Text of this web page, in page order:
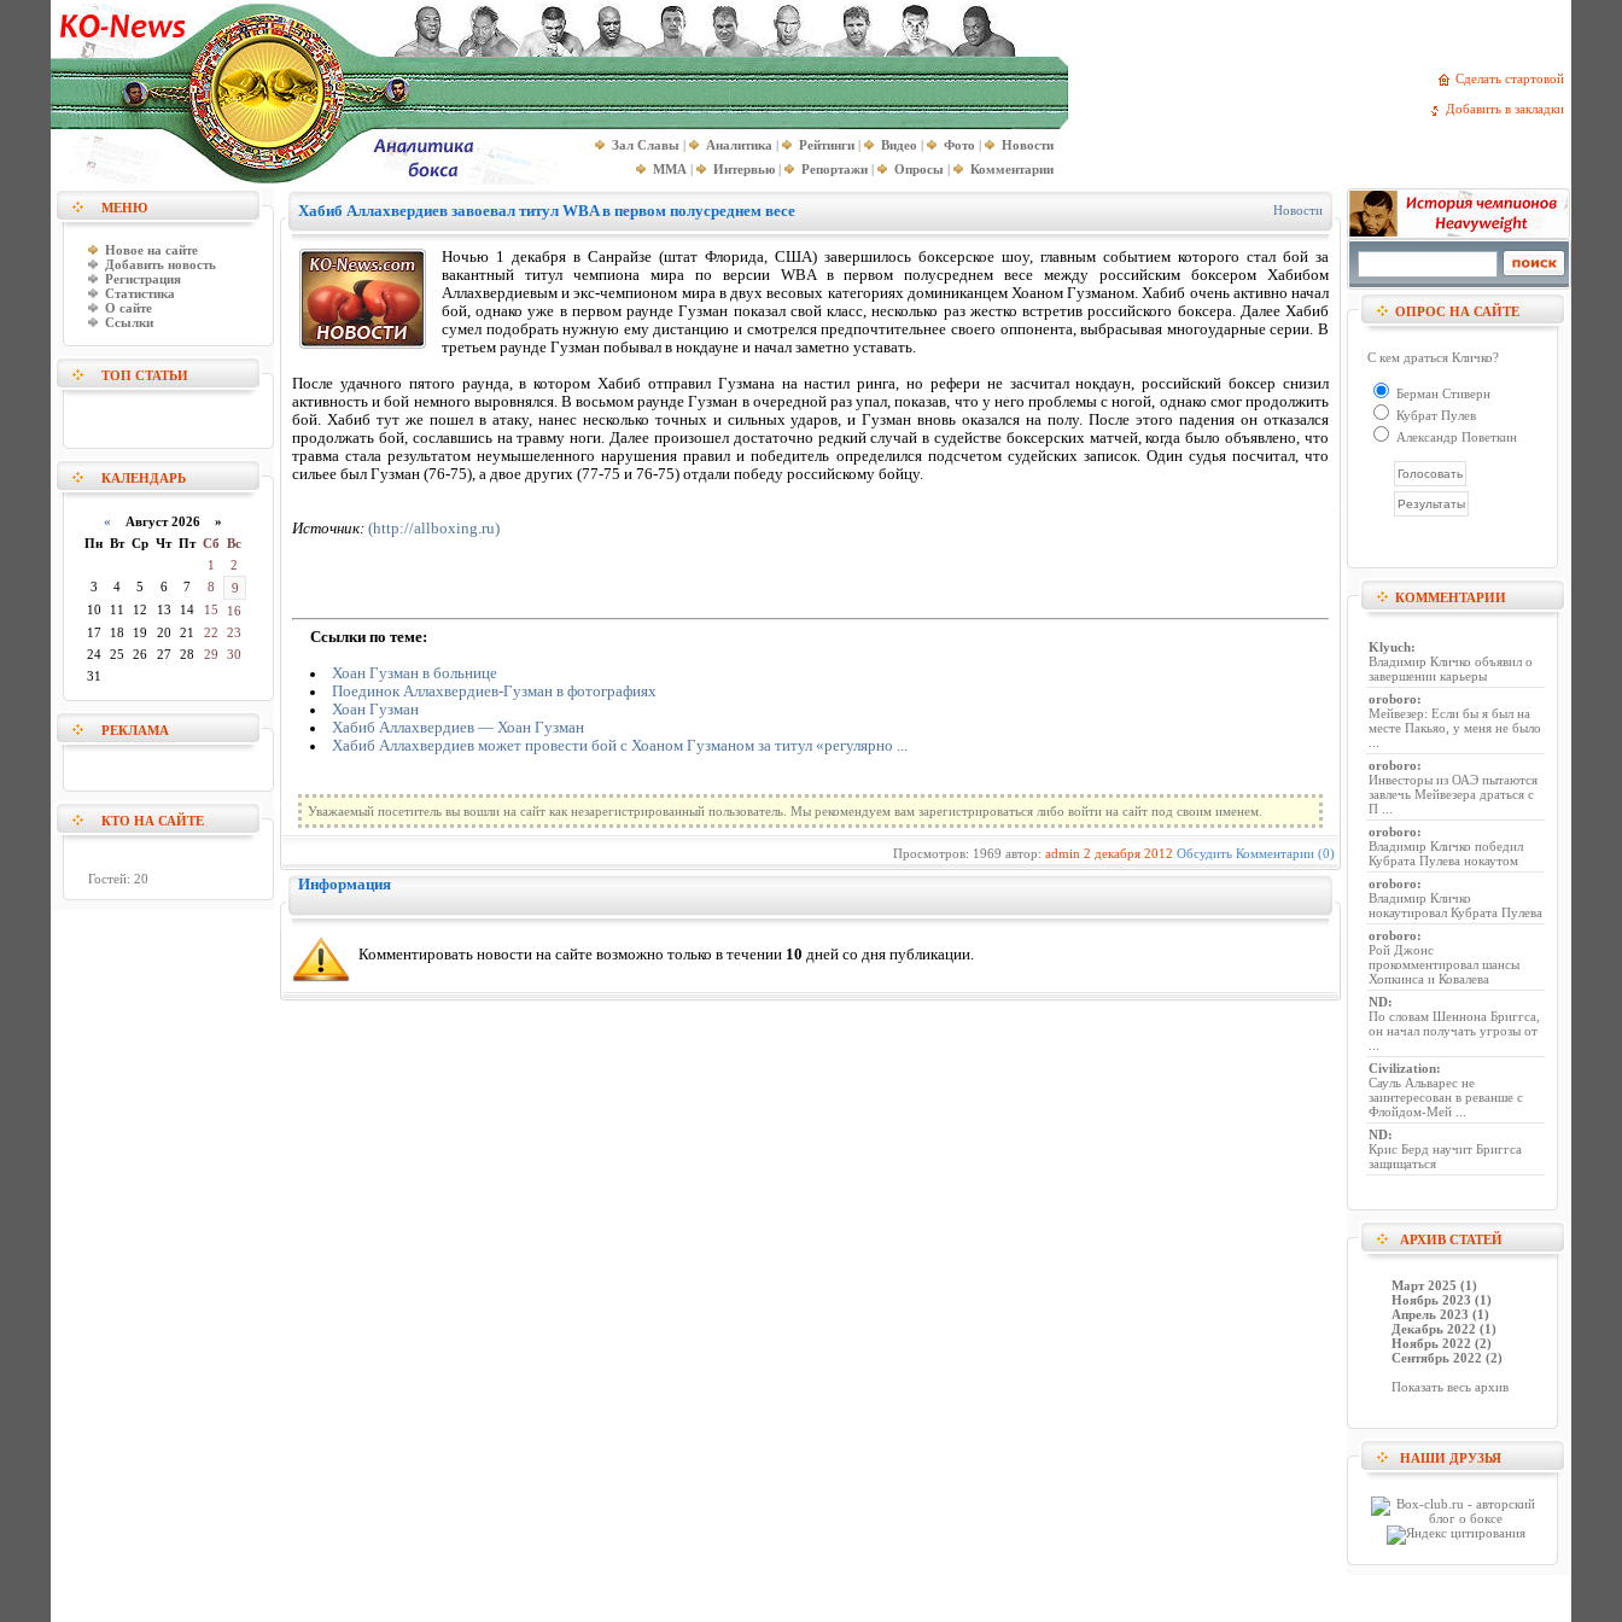
Сделать стартовой
Добавить в закладки
Зал Славы | Аналитика | Рейтинги | Видео | Фото |
Новости
MMA | Интервью | Репортажи | Опросы | Комментарии
МЕНЮ
Новое на сайте
Добавить новость
Регистрация
Статистика
О сайте
Ссылки
ТОП СТАТЬИ
КАЛЕНДАРЬ
« Август 2026 »
Пн Вт Ср Чт Пт Сб Вс
1
2
3
4 5 6 7 8
9
10
11 12 13 14 15
16
17
18 19 20 21 22
23
24
25 26 27 28 29
30
31
РЕКЛАМА
КТО НА САЙТЕ
Гостей: 20
Хабиб Аллахвердиев завоевал титул WBA в первом полусреднем весе Новости
Ночью 1 декабря в Санрайзе (штат Флорида, США) завершилось боксерское шоу, главным событием которого стал бой за
вакантный титул чемпиона мира по версии WBA в первом полусреднем весе между российским боксером Хабибом
Аллахвердиевым и экс-чемпионом мира в двух весовых категориях доминиканцем Хоаном Гузманом. Хабиб очень активно начал
бой, однако уже в первом раунде Гузман показал свой класс, несколько раз жестко встретив российского боксера. Далее Хабиб
сумел подобрать нужную ему дистанцию и смотрелся предпочтительнее своего оппонента, выбрасывая многоударные серии. В
третьем раунде Гузман побывал в нокдауне и начал заметно уставать.
После удачного пятого раунда, в котором Хабиб отправил Гузмана на настил ринга, но рефери не засчитал нокдаун, российский боксер снизил
активность и бой немного выровнялся. В восьмом раунде Гузман в очередной раз упал, показав, что у него проблемы с ногой, однако смог продолжить
бой. Хабиб тут же пошел в атаку, нанес несколько точных и сильных ударов, и Гузман вновь оказался на полу. После этого падения он отказался
продолжать бой, сославшись на травму ноги. Далее произошел достаточно редкий случай в судействе боксерских матчей, когда было объявлено, что
травма стала результатом неумышеленного нарушения правил и победитель определился подсчетом судейских записок. Один судья посчитал, что
сильее был Гузман (76-75), а двое других (77-75 и 76-75) отдали победу российскому бойцу.
Источник: (http://allboxing.ru)
Ссылки по теме:
Хоан Гузман в больнице
Поединок Аллахвердиев-Гузман в фотографиях
Хоан Гузман
Хабиб Аллахвердиев — Хоан Гузман
Хабиб Аллахвердиев может провести бой с Хоаном Гузманом за титул «регулярно ...
Уважаемый посетитель вы вошли на сайт как незарегистрированный пользователь. Мы рекомендуем вам зарегистрироваться либо войти на сайт под своим именем.
Просмотров: 1969 автор: admin 2 декабря 2012 Обсудить Комментарии (0)
Информация
Комментировать новости на сайте возможно только в течении 10 дней со дня публикации.
ОПРОС НА САЙТЕ
С кем драться Кличко?
Берман Стиверн
Кубрат Пулев
Александр Поветкин
КОММЕНТАРИИ
Klyuch:
Владимир Кличко объявил о
завершении карьеры
oroboro:
Мейвезер: Если бы я был на
месте Пакьяо, у меня не было
oroboro:
Инвесторы из ОАЭ пытаются
завлечь Мейвезера драться с
П ...
oroboro:
Владимир Кличко победил
Кубрата Пулева нокаутом
oroboro:
Владимир Кличко
нокаутировал Кубрата Пулева
oroboro:
Рой Джонс
прокомментировал шансы
Хопкинса и Ковалева
ND:
По словам Шеннона Бриггса,
он начал получать угрозы от
Civilization:
Сауль Альварес не
заинтересован в реванше с
Флойдом-Мей ...
ND:
Крис Берд научит Бриггса
защищаться
АРХИВ СТАТЕЙ
Март 2025 (1)
Ноябрь 2023 (1)
Апрель 2023 (1)
Декабрь 2022 (1)
Ноябрь 2022 (2)
Сентябрь 2022 (2)
Показать весь архив
НАШИ ДРУЗЬЯ